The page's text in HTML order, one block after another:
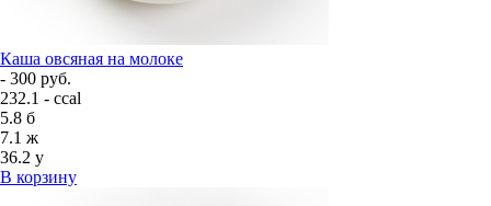
Каша овсяная на молоке
- 300 руб.
232.1 - ccal
5.8 б
7.1 ж
36.2 у
В корзину